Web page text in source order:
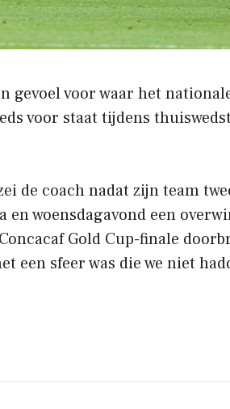
gevoel voor waar het
voor staat tijdens
de coach nadat zijn team
woensdagavond een
Gold Cup-finale
een sfeer was die we niet